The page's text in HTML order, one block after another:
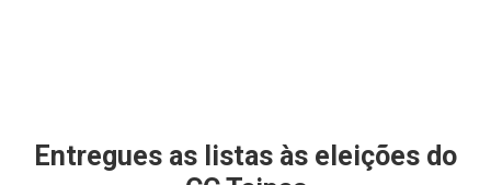
Entregues as listas às eleições do